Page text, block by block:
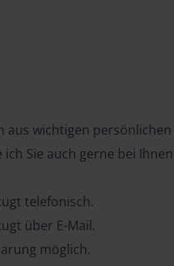
aus wichtigen persönlichen
Sie auch gerne bei Ihnen
telefonisch.
über E-Mail.
möglich.